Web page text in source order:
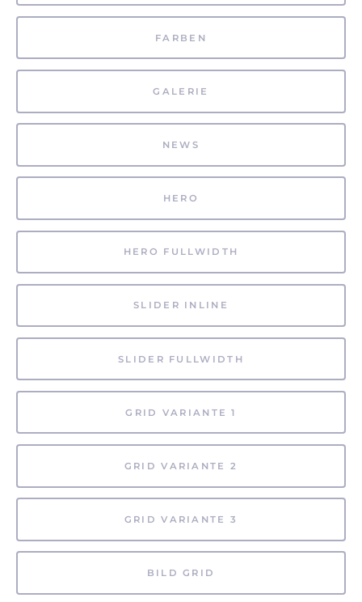
FARBEN
GALERIE
NEWS
HERO
HERO FULLWIDTH
SLIDER INLINE
SLIDER FULLWIDTH
GRID VARIANTE 1
GRID VARIANTE 2
GRID VARIANTE 3
BILD GRID